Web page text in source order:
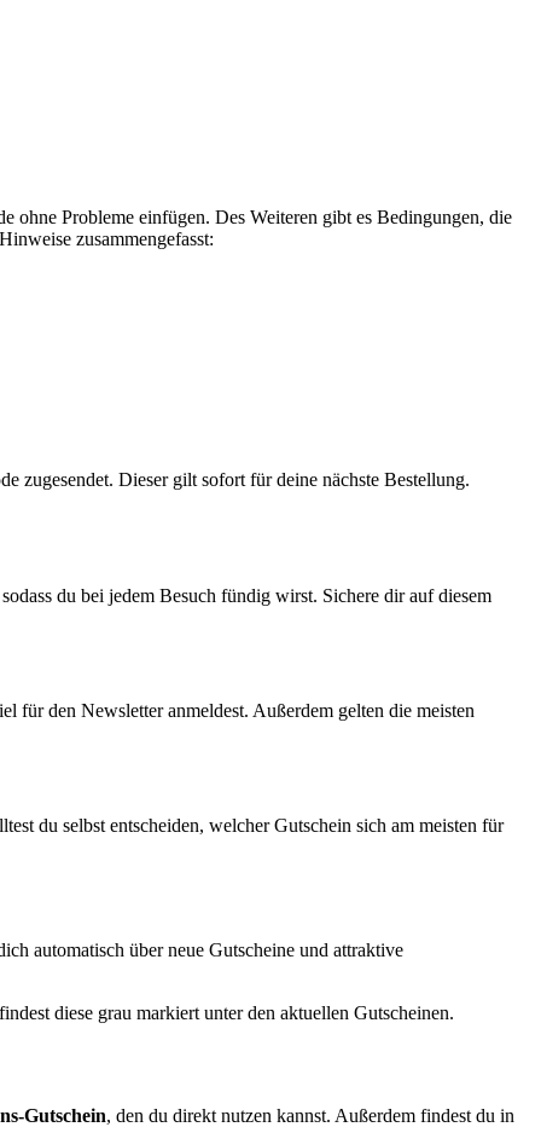
ohne Probleme einfügen. Des Weiteren gibt es Bedingungen, die
zusammengefasst:
zugesendet. Dieser gilt sofort für deine nächste Bestellung.
du bei jedem Besuch fündig wirst. Sichere dir auf diesem
für den Newsletter anmeldest. Außerdem gelten die meisten
du selbst entscheiden, welcher Gutschein sich am meisten für
automatisch über neue Gutscheine und attraktive
diese grau markiert unter den aktuellen Gutscheinen.
Gutschein, den du direkt nutzen kannst. Außerdem findest du in